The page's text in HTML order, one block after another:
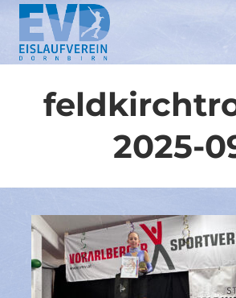
Springe
zum
Inhalt
2025-